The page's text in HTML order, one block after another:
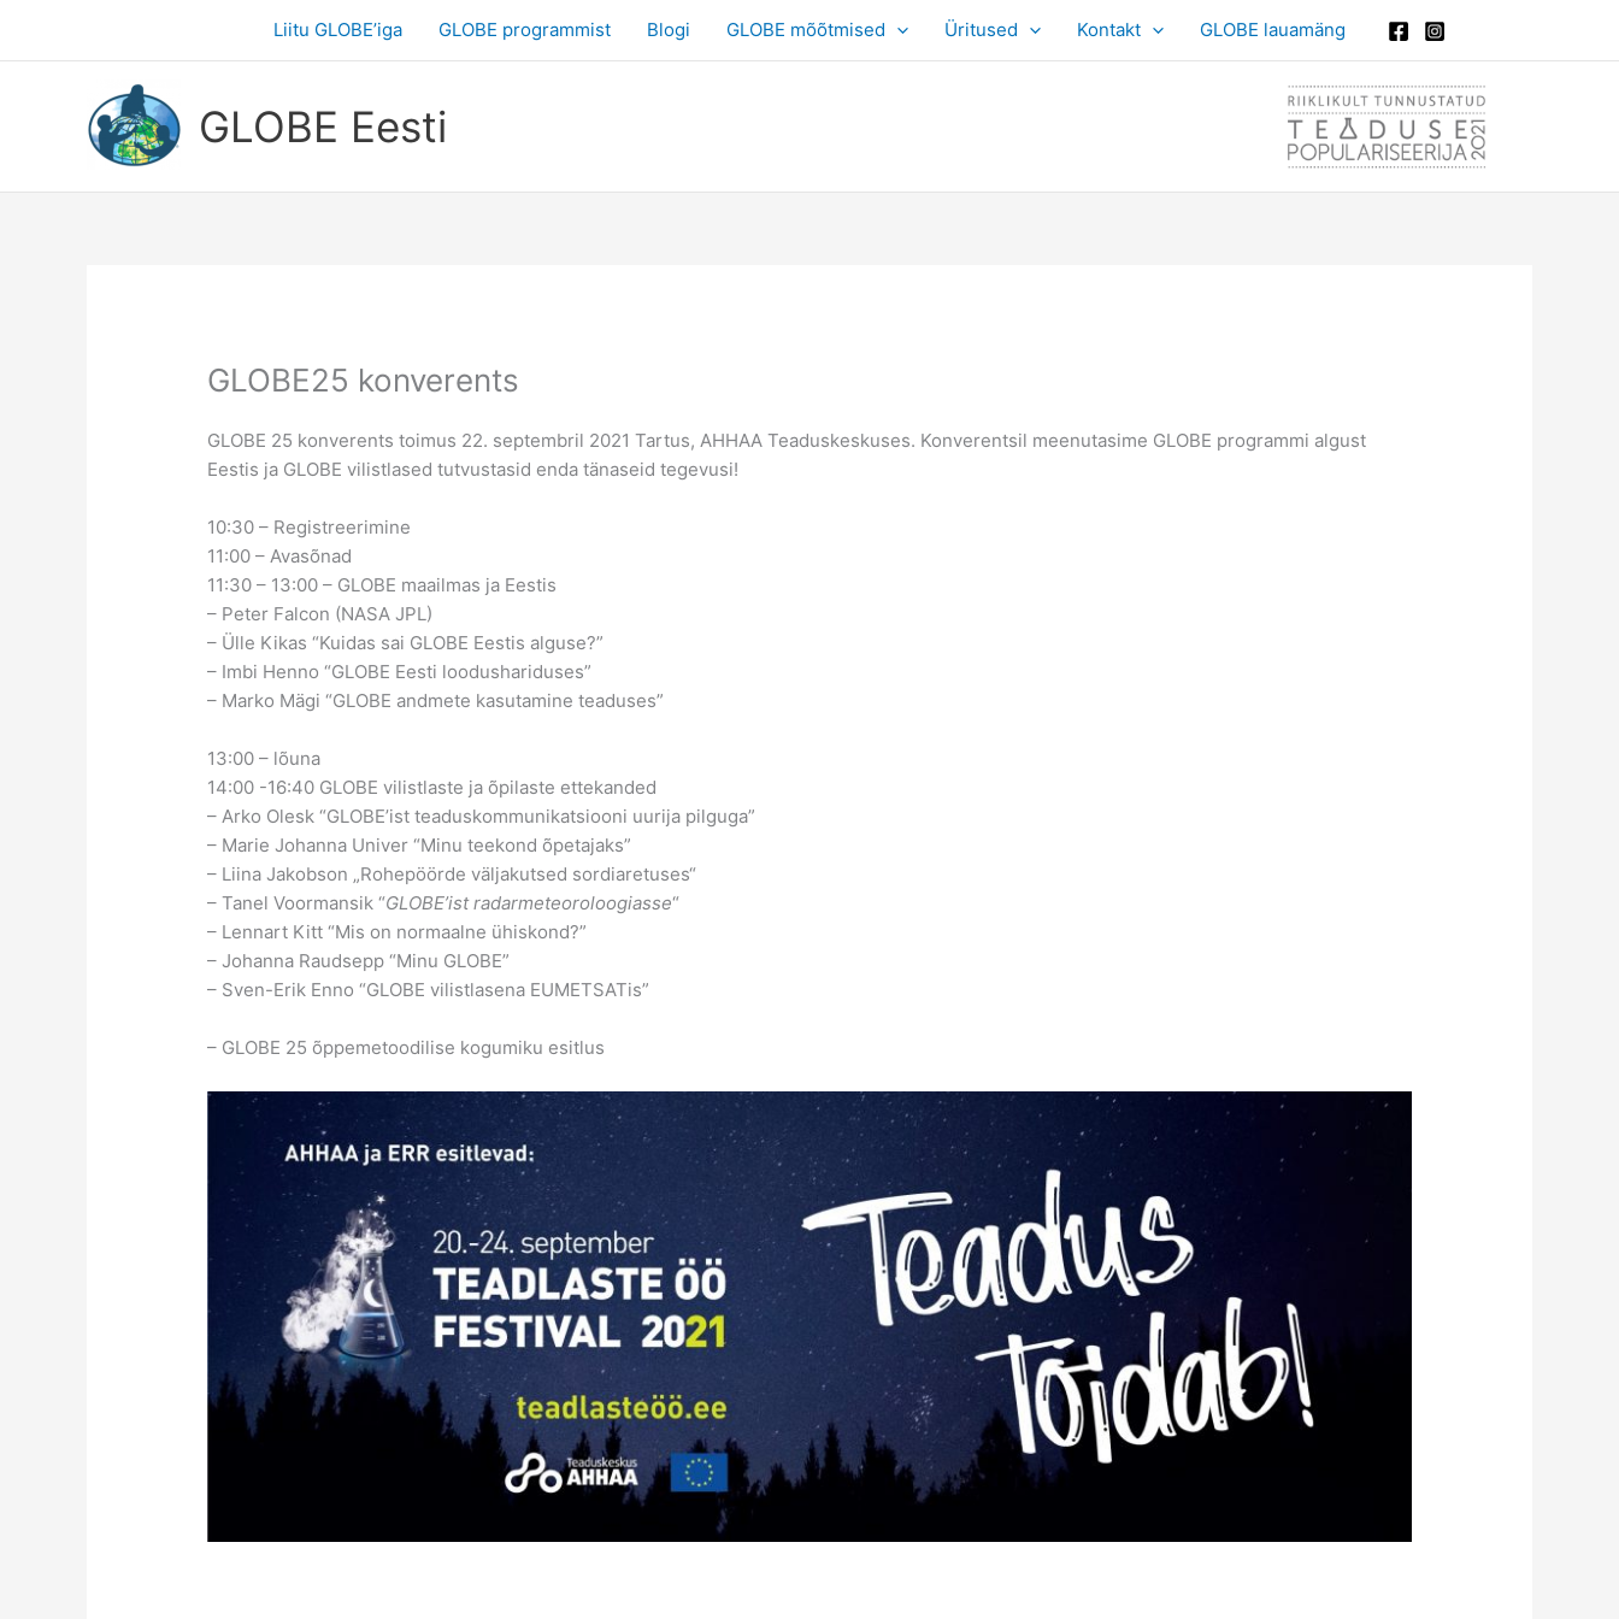
Liitu GLOBE’iga GLOBE programmist Blogi GLOBE mõõtmised Üritused Kontakt GLOBE lauamäng
GLOBE Eesti
GLOBE25 konverents
GLOBE 25 konverents toimus 22. septembril 2021 Tartus, AHHAA Teaduskeskuses. Konverentsil meenutasime GLOBE programmi algust
Eestis ja GLOBE vilistlased tutvustasid enda tänaseid tegevusi!
10:30 – Registreerimine
11:00 – Avasõnad
11:30 – 13:00 – GLOBE maailmas ja Eestis
– Peter Falcon (NASA JPL)
– Ülle Kikas “Kuidas sai GLOBE Eestis alguse?”
– Imbi Henno “GLOBE Eesti loodushariduses”
– Marko Mägi “GLOBE andmete kasutamine teaduses”
13:00 – lõuna
14:00 -16:40 GLOBE vilistlaste ja õpilaste ettekanded
– Arko Olesk “GLOBE’ist teaduskommunikatsiooni uurija pilguga”
– Marie Johanna Univer “Minu teekond õpetajaks”
– Liina Jakobson „Rohepöörde väljakutsed sordiaretuses“
– Tanel Voormansik “GLOBE’ist radarmeteoroloogiasse“
– Lennart Kitt “Mis on normaalne ühiskond?”
– Johanna Raudsepp “Minu GLOBE”
– Sven-Erik Enno “GLOBE vilistlasena EUMETSATis”
– GLOBE 25 õppemetoodilise kogumiku esitlus